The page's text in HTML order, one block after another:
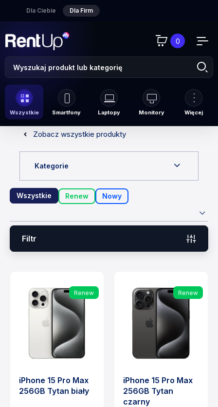
Dla Ciebie Dla Firm
0
Wszystkie Smartfony Laptopy Monitory Więcej
Zobacz wszystkie produkty
Kategorie
Wszystkie Renew Nowy
Filtr
Renew
iPhone 15 Pro Max
256GB Tytan biały
Renew
iPhone 15 Pro Max
256GB Tytan
czarny